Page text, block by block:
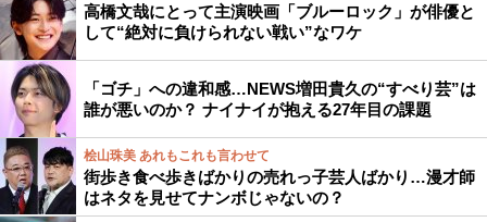
高橋文哉にとって主演映画「ブルーロック」が俳優と
して“絶対に負けられない戦い”なワケ
「ゴチ」への違和感…NEWS増田貴久の“すべり芸”は
誰が悪いのか？ ナイナイが抱える27年目の課題
桧山珠美 あれもこれも言わせて
街歩き食べ歩きばかりの売れっ子芸人ばかり…漫才師
はネタを見せてナンボじゃないの？